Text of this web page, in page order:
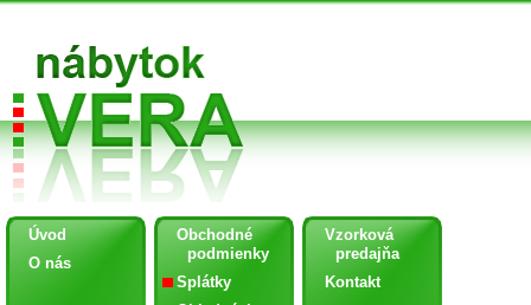
Úvod
O nás
Obchodné
podmienky
Splátky
Vzorková
predajňa
Kontakt